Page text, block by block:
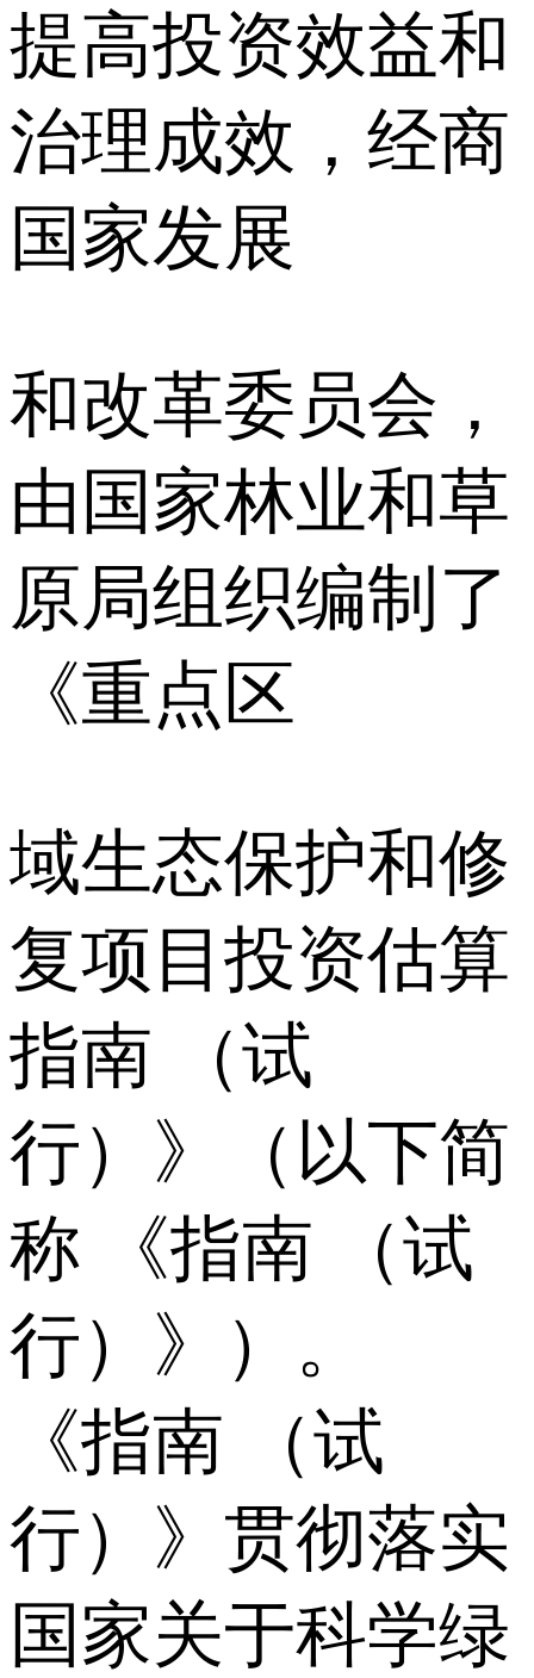
提高投资效益和
治理成效，经商
国家发展
和改革委员会，
由国家林业和草
原局组织编制了
《重点区
域生态保护和修
复项目投资估算
指南 （试
行）》（以下简
称 《指南 （试
行）》）。
《指南 （试
行）》贯彻落实
国家关于科学绿